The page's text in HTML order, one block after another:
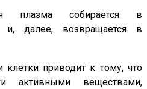
плазма собирается в
и, далее, возвращается в
приводит к тому, что
активными веществами,